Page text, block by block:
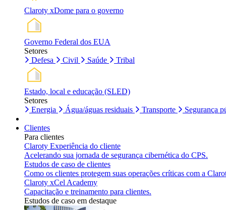
Claroty xDome para o governo
Governo Federal dos EUA
Setores
Defesa
Civil Saúde Tribal
Estado, local e educação (SLED)
Setores
Energia
Água/águas residuais Transporte Segurança
Clientes
Para clientes
Claroty Experiência do cliente
Acelerando sua jornada de segurança cibernética do CPS.
Estudos de caso de clientes
Como os clientes protegem suas operações críticas com a
Claroty xCel Academy
Capacitação e treinamento para clientes.
Estudos de caso em destaque